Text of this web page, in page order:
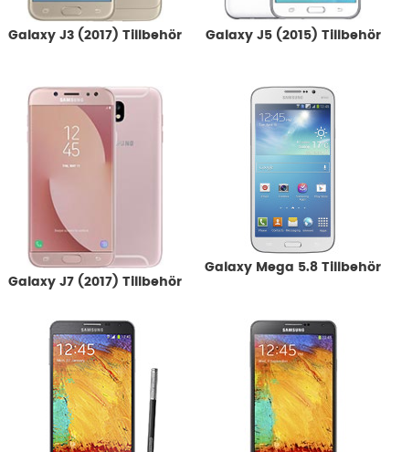
Galaxy J3 (2017) Tillbehör Galaxy J5 (2015) Tillbehör
Galaxy J7 (2017) Tillbehör
Galaxy Mega 5.8 Tillbehör